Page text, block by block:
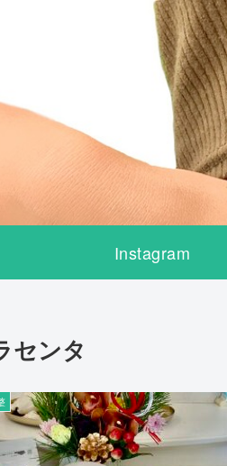
Instagram
センタ